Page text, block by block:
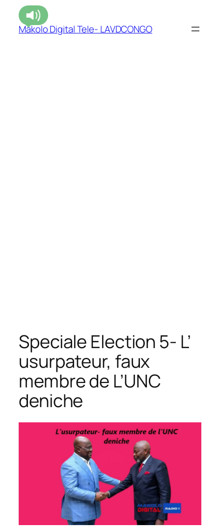
Makolo Digital Tele- LAVDCONGO
Speciale Election 5- L’
usurpateur, faux
membre de L’UNC
deniche